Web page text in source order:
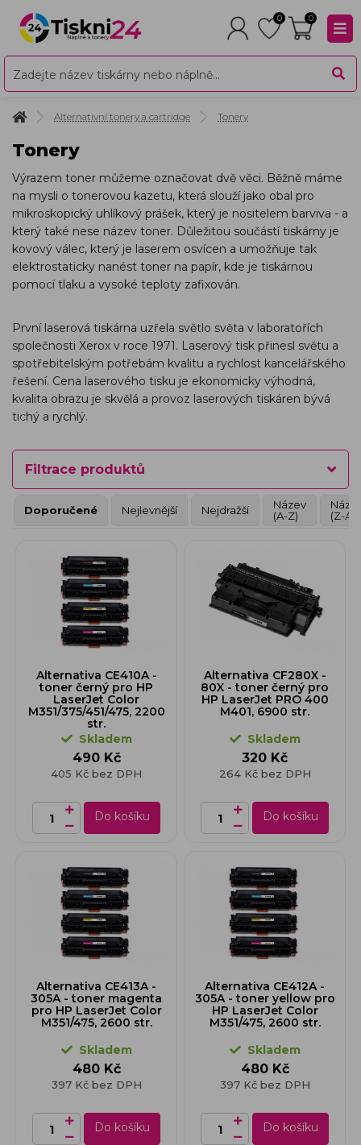
0 0
Alternativní tonery a cartridge Tonery
Tonery
Výrazem toner můžeme označovat dvě věci. Běžně máme
na mysli o tonerovou kazetu, která slouží jako obal pro
mikroskopický uhlíkový prášek, který je nositelem barviva - a
který také nese název toner. Důležitou součástí tiskárny je
kovový válec, který je laserem osvícen a umožňuje tak
elektrostaticky nanést toner na papír, kde je tiskárnou
pomocí tlaku a vysoké teploty zafixován.
První laserová tiskárna uzřela světlo světa v laboratořích
společnosti Xerox v roce 1971. Laserový tisk přinesl světu a
spotřebitelským potřebám kvalitu a rychlost kancelářského
řešení. Cena laserového tisku je ekonomicky výhodná,
kvalita obrazu je skvělá a provoz laserových tiskáren bývá
tichý a rychlý.
Filtrace produktů
Doporučené Nejlevnější Nejdražší
Název
(A-Z)
(Z-A)
Alternativa CE410A -
toner černý pro HP
LaserJet Color
M351/375/451/475, 2200
str.
Skladem
490 Kč
405 Kč bez DPH
Do košíku
Alternativa CF280X -
80X - toner černý pro
HP LaserJet PRO 400
M401, 6900 str.
Skladem
320 Kč
264 Kč bez DPH
Do košíku
Alternativa CE413A -
305A - toner magenta
pro HP LaserJet Color
M351/475, 2600 str.
Skladem
480 Kč
397 Kč bez DPH
Do košíku
Alternativa CE412A -
305A - toner yellow pro
HP LaserJet Color
M351/475, 2600 str.
Skladem
480 Kč
397 Kč bez DPH
Do košíku